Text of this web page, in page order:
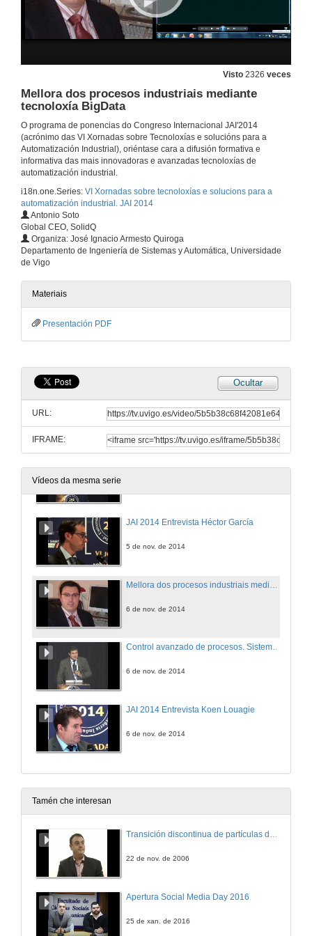
Visto 2326 veces
Mellora dos procesos industriais mediante
tecnoloxía BigData
O programa de ponencias do Congreso Internacional JAI'2014
(acrónimo das VI Xornadas sobre Tecnoloxías e solucións para a
Automatización Industrial), oriéntase cara a difusión formativa e
informativa das mais innovadoras e avanzadas tecnoloxías de
automatización industrial.
i18n.one.Series: VI Xornadas sobre tecnoloxías e solucions para a
automatización industrial. JAI 2014
Antonio Soto
Global CEO, SolidQ
Organiza: José Ignacio Armesto Quiroga
Departamento de Ingeniería de Sistemas y Automática, Universidade
de Vigo
Materiais
Presentación PDF
Ocultar
URL:
IFRAME:
Vídeos da mesma serie
JAI 2014 Entrevista Fabian Brener
JAI 2014 Entrevista Daniel Lara
5 de nov. de 2014
5 de nov. de 2014
JAI 2014 Entrevista Héctor García
5 de nov. de 2014
6 de nov. de 2014
Control avanzado de procesos. Sistemas de monitorización de emisións
6 de nov. de 2014
JAI 2014 Entrevista Koen Louagie
6 de nov. de 2014
Tamén che interesan
Transición discontinua de partículas de microgel termosensible
22 de nov. de 2006
Apertura Social Media Day 2016
25 de xan. de 2016